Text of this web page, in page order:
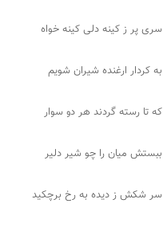
سری پر ز کینه دلی کینه خواه
به کردار ارغنده شیران شویم
که تا رسته گردند هر دو سوار
ببستش میان را چو شیر دلیر
سر شکش ز دیده به رخ برچکید